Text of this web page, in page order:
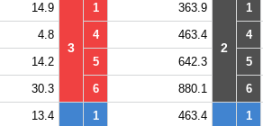
14.9
3
1 363.9
2
1
4.8 4 463.4
4
14.2 5 642.3
5
30.3 6 880.1 6
13.4 1 463.4
1